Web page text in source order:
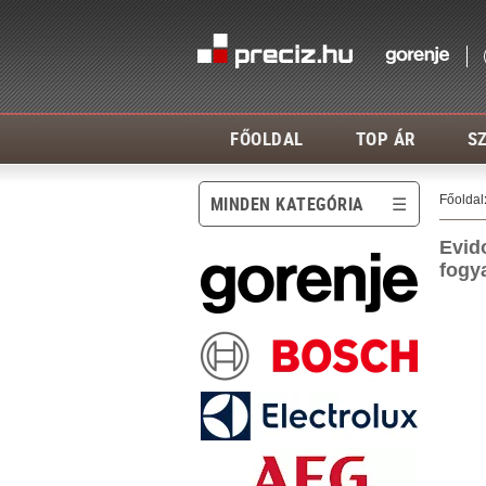
FŐOLDAL TOP ÁR
MINDEN KATEGÓRIA Főoldal